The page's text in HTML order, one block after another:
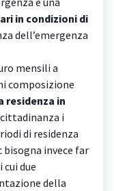
in condizioni di
dell’emergenza
mensili a
composizione
residenza in
i
di residenza
invece far
due
della